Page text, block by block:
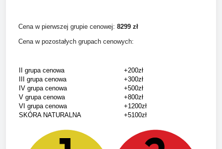
Cena w pierwszej grupie cenowej: 8299 zł
Cena w pozostałych grupach cenowych:
II grupa cenowa
+200zł
III grupa cenowa
+300zł
IV grupa cenowa
+500zł
V grupa cenowa
+800zł
VI grupa cenowa
+1200zł
SKÓRA NATURALNA
+5100zł